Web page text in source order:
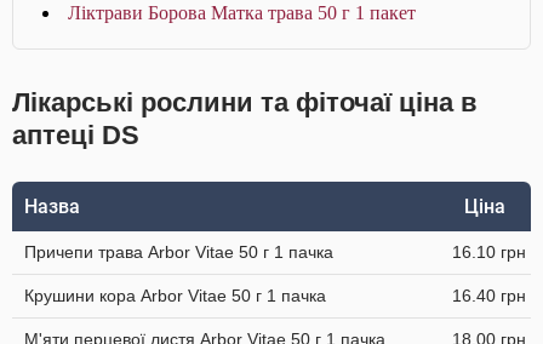
Ліктрави Борова Матка трава 50 г 1 пакет
Лікарські рослини та фіточаї ціна в
аптеці DS
Назва Ціна
Причепи трава Arbor Vitae 50 г 1 пачка 16.10 грн
Крушини кора Arbor Vitae 50 г 1 пачка 16.40 грн
М'яти перцевої листя Arbor Vitae 50 г 1 пачка 18.00 грн